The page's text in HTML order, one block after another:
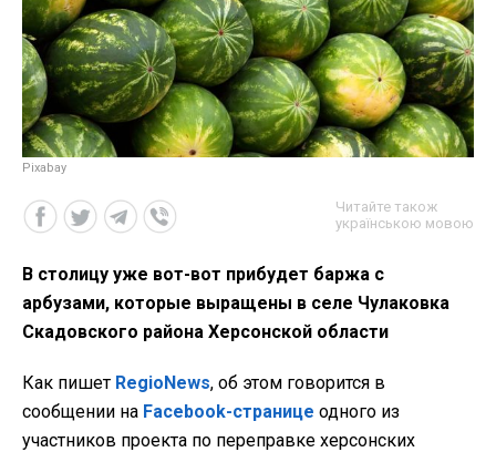
Рixabay
Читайте також
українською мовою
В столицу уже вот-вот прибудет баржа с
арбузами, которые выращены в селе Чулаковка
Скадовского района Херсонской области
Как пишет RegioNews, об этом говорится в
сообщении на Facebook-странице одного из
участников проекта по переправке херсонских